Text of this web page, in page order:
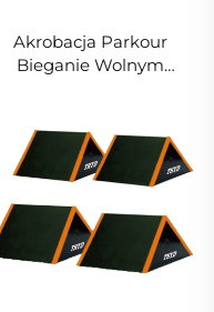
Akrobacja Parkour
Bieganie Wolnym
Kolczyków dla Dzieci do
Sportu i Rozrywki